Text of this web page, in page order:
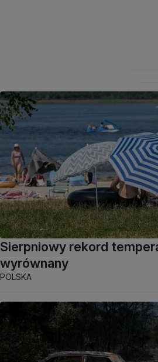
Sierpniowy rekord
wyrównany
POLSKA